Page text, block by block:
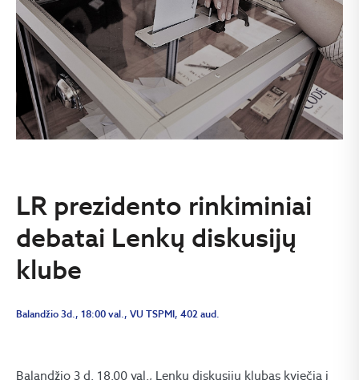
LR prezidento rinkiminiai
debatai Lenkų diskusijų
klube
Balandžio 3d., 18:00 val., VU TSPMI, 402 aud.
Balandžio 3 d. 18.00 val., Lenkų diskusijų klubas kviečia į